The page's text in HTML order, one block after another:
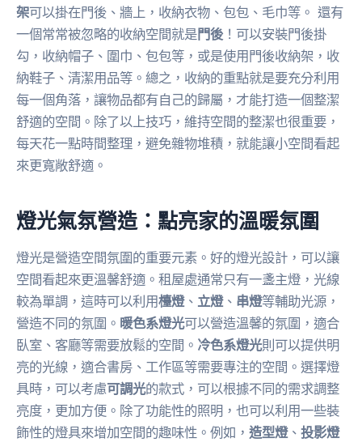
架可以掛在門後、牆上，收納衣物、包包、毛巾等。 還有
一個常常被忽略的收納空間就是門後 ！可以安裝門後掛
勾，收納帽子、圍巾、包包等，或是使用門後收納架，收
納鞋子、清潔用品等。總之，收納的重點就是要充分利用
每一個角落，讓物品都有自己的歸屬，才能打造一個整潔
舒適的空間。除了以上技巧，維持空間的整潔也很重要，
每天花一點時間整理，避免雜物堆積，就能讓小空間看起
來更寬敞舒適。
燈光氣氛營造：點亮家的溫暖氛圍
燈光是營造空間氛圍的重要元素。好的燈光設計，可以讓
空間看起來更溫馨舒適。租屋處通常只有一盞主燈，光線
較為單調，這時可以利用檯燈、 立燈、 串燈等輔助光源，
營造不同的氛圍。 暖色系燈光可以營造溫馨的氛圍，適合
臥室、客廳等需要放鬆的空間。 冷色系燈光則可以提供明
亮的光線，適合書房、工作區等需要專注的空間。選擇燈
具時，可以考慮可調光的款式，可以根據不同的需求調整
亮度，更加方便。除了功能性的照明，也可以利用一些裝
飾性的燈具來增加空間的趣味性。例如， 造型燈、 投影燈